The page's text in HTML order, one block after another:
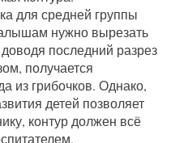
для средней группы
нужно вырезать
последний разрез
получается
из грибочков. Однако,
детей позволяет
контур должен всё